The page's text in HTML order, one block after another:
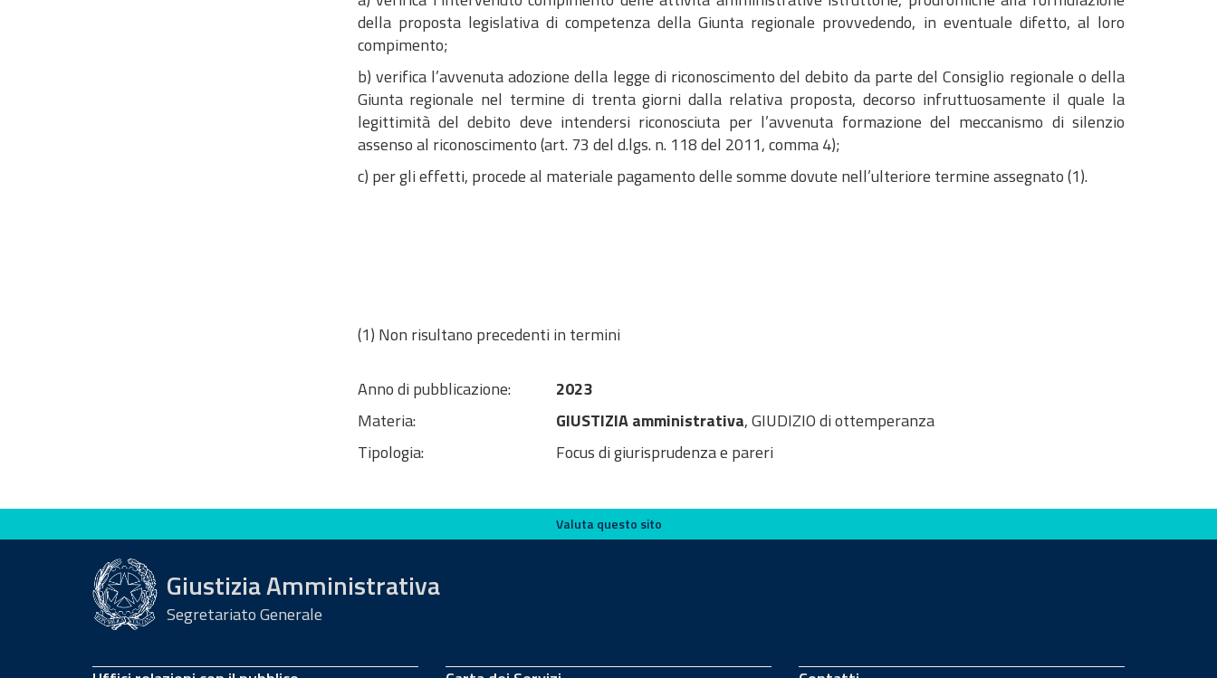
della proposta legislativa di competenza della Giunta regionale provvedendo, in eventuale difetto, al loro
compimento;
b) verifica l’avvenuta adozione della legge di riconoscimento del debito da parte del Consiglio regionale o della
Giunta regionale nel termine di trenta giorni dalla relativa proposta, decorso infruttuosamente il quale la
legittimità del debito deve intendersi riconosciuta per l’avvenuta formazione del meccanismo di silenzio
assenso al riconoscimento (art. 73 del d.lgs. n. 118 del 2011, comma 4);
c) per gli effetti, procede al materiale pagamento delle somme dovute nell’ulteriore termine assegnato (1).
(1) Non risultano precedenti in termini
Anno di pubblicazione:
2023
Materia:
GIUSTIZIA amministrativa, GIUDIZIO di ottemperanza
Tipologia:
Focus di giurisprudenza e pareri
Valuta questo sito Valuta questo sito
Giustizia Amministrativa
Segretariato Generale